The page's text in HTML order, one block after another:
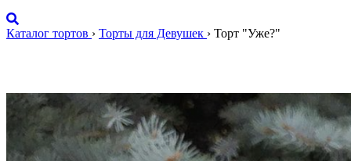
Каталог тортов › Торты для Девушек › Торт "Уже?"